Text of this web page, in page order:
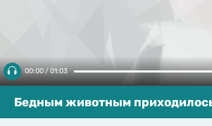
00:00 / 01:03
Бедным животным